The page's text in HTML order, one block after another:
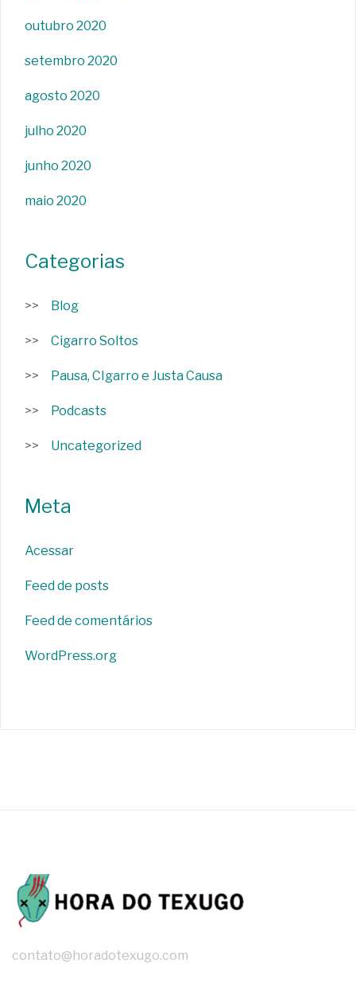
outubro 2020
setembro 2020
agosto 2020
julho 2020
junho 2020
maio 2020
Categorias
Blog
Cigarro Soltos
Pausa, CIgarro e Justa Causa
Podcasts
Uncategorized
Meta
Acessar
Feed de posts
Feed de comentários
WordPress.org
contato@horadotexugo.com